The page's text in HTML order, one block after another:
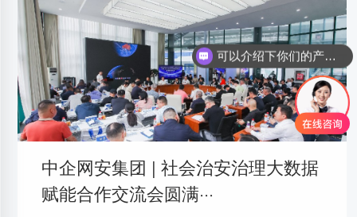
中企网安集团 | 社会治安治理大数据
赋能合作交流会圆满···
可以介绍下你们的产品么